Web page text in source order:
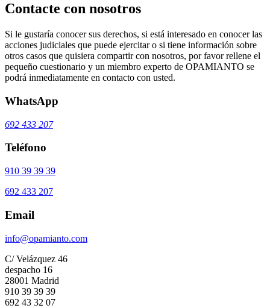
Contacte con nosotros
Si le gustaría conocer sus derechos, si está interesado en conocer las
acciones judiciales que puede ejercitar o si tiene información sobre
otros casos que quisiera compartir con nosotros, por favor rellene el
pequeño cuestionario y un miembro experto de OPAMIANTO se
podrá inmediatamente en contacto con usted.
WhatsApp
692 433 207
Teléfono
910 39 39 39
692 433 207
Email
info@opamianto.com
C/ Velázquez 46
despacho 16
28001 Madrid
910 39 39 39
692 43 32 07